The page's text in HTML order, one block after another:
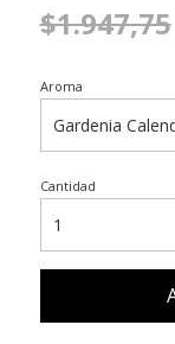
$1.947,75
Aroma
Cantidad